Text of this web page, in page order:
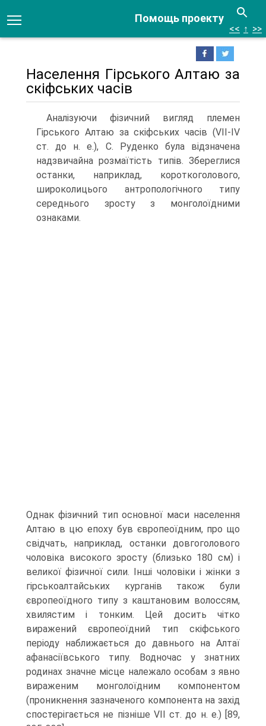
Помощь проекту
<< ↑ >>
Населення Гірського Алтаю за
скіфських часів
Аналізуючи фізичний вигляд племен
Гірського Алтаю за скіфських часів (VII-IV
ст. до н. е.), С. Руденко була відзначена
надзвичайна розмаїтість типів. Збереглися
останки, наприклад, короткоголового,
широколицього антрополо­гічного типу
середнього зросту з монголоїдними
ознаками.
Однак фізичний тип основної маси населення
Алтаю в цю епоху був європеоїдним, про що
свідчать, наприклад, останки довгоголового
чоловіка високого зросту (близько 180 см) і
великої фізичної сили. Інші чоловіки і жінки з
гірськоалтайських курганів та­кож були
європеоїдного типу з каштановим волоссям,
хвилястим і тонким. Цей досить чітко
виражений європеоїдний тип скіфського
періоду наближається до давнього на Алтаї
афанасіївського типу. Водночас у знатних
родинах значне місце належало особам з явно
вираженим монголоїдним компонентом
(проник­нення зазначеного компонента на захід
спостерігається не пізніше VII ст. до н. е.) [89,